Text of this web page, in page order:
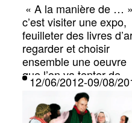
« A la manière de … »
c’est visiter une expo,
feuilleter des livres
regarder et choisir
ensemble une oeuvre
que l’on va tenter de
reproduire
collectivement et
fidèlement.
12/06/2012-09/08/